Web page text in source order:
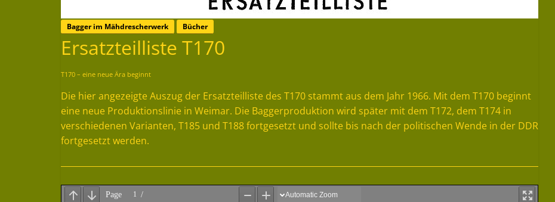
Bagger im Mähdrescherwerk Bücher
Ersatzteilliste T170
T170 – eine neue Ära beginnt
Die hier angezeigte Auszug der Ersatzteilliste des T170 stammt aus dem Jahr 1966. Mit dem T170 beginnt
eine neue Produktionslinie in Weimar. Die Baggerproduktion wird später mit dem T172, dem T174 in
verschiedenen Varianten, T185 und T188 fortgesetzt und sollte bis nach der politischen Wende in der DDR
fortgesetzt werden.